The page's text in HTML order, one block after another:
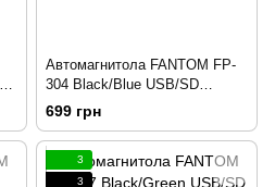
Автомагнитола FANTOM FP-
304 Black/Blue USB/SD
рессивер 186431
699 грн
3
3